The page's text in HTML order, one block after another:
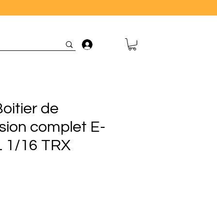
Connexion
de
complet E-
1/16 TRX